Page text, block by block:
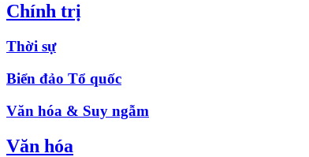
Chính trị
Thời sự
Biển đảo Tổ quốc
Văn hóa & Suy ngẫm
Văn hóa